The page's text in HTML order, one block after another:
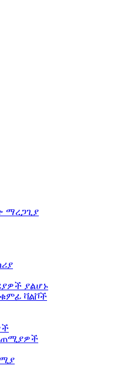
ማረጋጊያ
ያልሆኑ
ቫልቮች